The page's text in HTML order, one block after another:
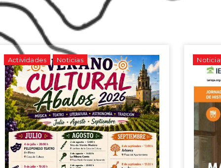
Actividades Noticias